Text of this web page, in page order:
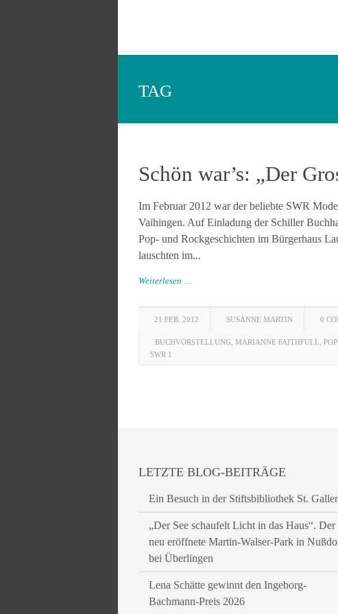
TAG
Schön war’s: „Der
Im Februar 2012 war der beliebte SWR
Vaihingen. Auf Einladung der Schiller
Pop- und Rockgeschichten im Bürgerhaus
lauschten im...
Weiterlesen …
21 FEB. 2012 SUSANNE MARTIN 0
BUCHVORSTELLUNG MARIANNE FAITHFULL
SWR 1
LETZTE BLOG-BEITRÄGE
Ein Besuch in der Stiftsbibliothek St.
„Der See schaufelt Licht in das Haus“. Der
neu eröffnete Martin-Walser-Park in
bei Überlingen
Lena Schätte gewinnt den Ingeborg-
Bachmann-Preis 2026